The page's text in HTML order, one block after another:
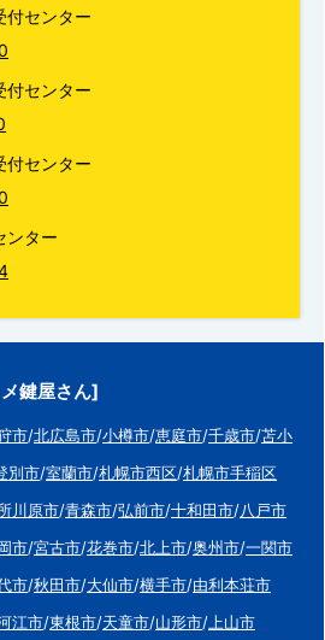
付センター
付センター
付センター
ンター
鍵屋さん]
市/北広島市/小樽市/恵庭市/千歳市/苫小
別市/室蘭市/札幌市西区/札幌市手稲区
川原市/青森市/弘前市/十和田市/八戸市
市/宮古市/花巻市/北上市/奥州市/一関市
市/秋田市/大仙市/横手市/由利本荘市
江市/東根市/天童市/山形市/ 上山市